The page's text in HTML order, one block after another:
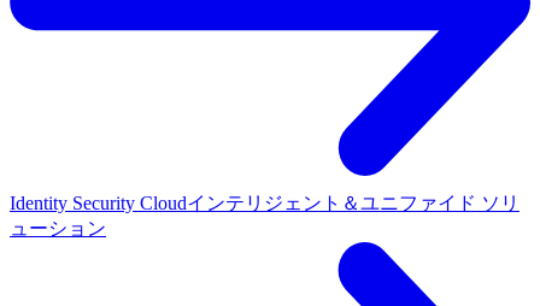
Identity Security Cloudインテリジェント＆ユニファイド ソリ
ューション